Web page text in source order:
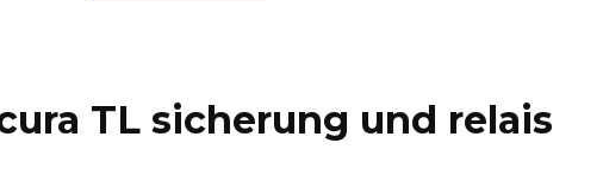
TL sicherung und relais